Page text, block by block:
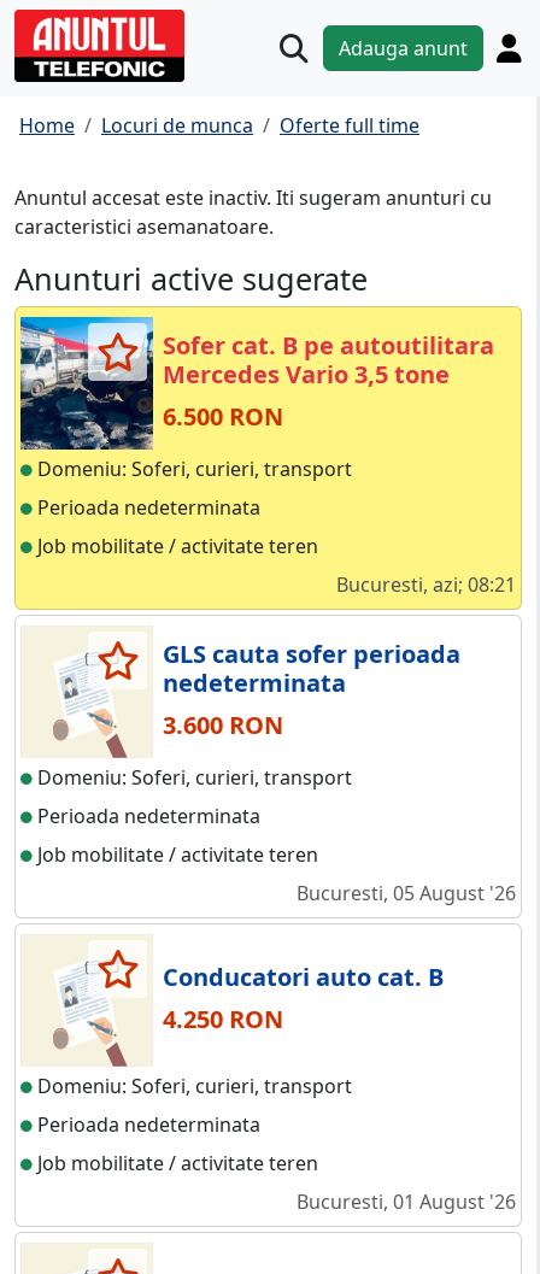
Adauga anunt
Home Locuri de munca Oferte full time
Anuntul accesat este inactiv. Iti sugeram anunturi cu
caracteristici asemanatoare.
Anunturi active sugerate
Sofer cat. B pe autoutilitara
Mercedes Vario 3,5 tone
6.500 RON
Domeniu: Soferi, curieri, transport
Perioada nedeterminata
Job mobilitate / activitate teren
Bucuresti, azi; 08:21
GLS cauta sofer perioada
nedeterminata
3.600 RON
Domeniu: Soferi, curieri, transport
Perioada nedeterminata
Job mobilitate / activitate teren
Bucuresti, 05 August '26
Conducatori auto cat. B
4.250 RON
Domeniu: Soferi, curieri, transport
Perioada nedeterminata
Job mobilitate / activitate teren
Bucuresti, 01 August '26